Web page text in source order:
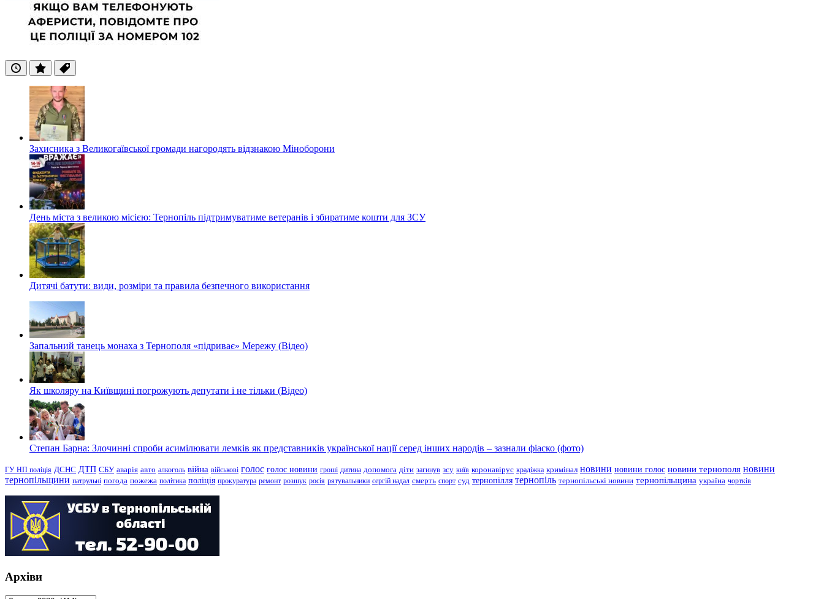
ОстанніПопулярні
Теги
Захисника з Великогаївської громади нагородять відзнакою Міноборони
День міста з великою місією: Тернопіль підтримуватиме ветеранів і збиратиме кошти для ЗСУ
Дитячі батути: види, розміри та правила безпечного використання
Запальний танець монаха з Тернополя «підриває» Мережу (Відео)
Як школяру на Київщині погрожують депутати і не тільки (Відео)
Степан Барна: Злочинні спроби асимілювати лемків як представників української нації серед інших народів – зазнали фіаско (фото)
ГУ НП поліція ДСНС ДТП СБУ аварія авто алкоголь війна військові голос голос новини гроші дитина допомога діти загинув зсу київ коронавірус крадіжка кримінал новини новини голос новини тернополя новини
тернопільщини патрульні погода пожежа політика поліція прокуратура ремонт розшук росія рятувальники сергій надал смерть спорт суд тернопілля тернопіль тернопільські новини тернопільщина україна чортків
Архіви